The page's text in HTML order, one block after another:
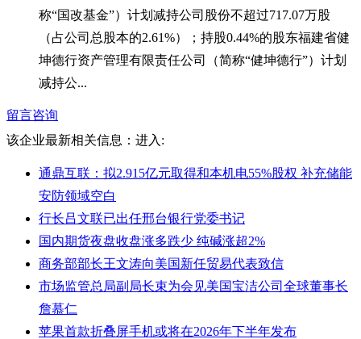
称“国改基金”）计划减持公司股份不超过717.07万股
（占公司总股本的2.61%）；持股0.44%的股东福建省健
坤德行资产管理有限责任公司（简称“健坤德行”）计划
减持公...
留言咨询
该企业最新相关信息： 进入:
通鼎互联：拟2.915亿元取得和本机电55%股权 补充储能
安防领域空白
行长吕文联已出任邢台银行党委书记
国内期货夜盘收盘涨多跌少 纯碱涨超2%
商务部部长王文涛向美国新任贸易代表致信
市场监管总局副局长束为会见美国宝洁公司全球董事长
詹慕仁
苹果首款折叠屏手机或将在2026年下半年发布